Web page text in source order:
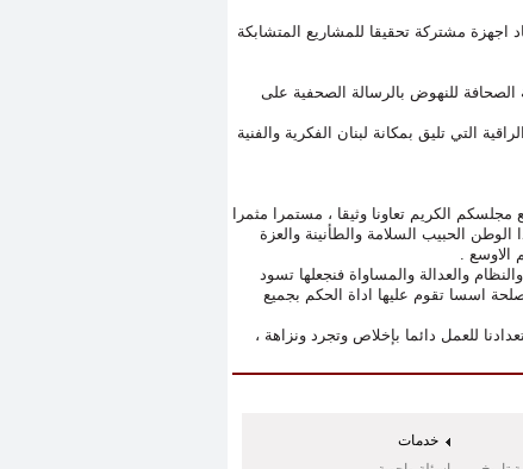
اجهزة مشتركة تحقيقا للمشاريع المتشابكة
الصحافة للنهوض بالرسالة الصحفية على
التي تليق بمكانة لبنان الفكرية والفنية
الكريم تعاونا وثيقا ، مستمرا مثمرا
الحبيب السلامة والطأنينة والعزة
الاوسع .
والعدالة والمساواة فنجعلها تسود
اسسا تقوم عليها اداة الحكم بجميع
للعمل دائما بإخلاص وتجرد ونزاهة ،
خدمات